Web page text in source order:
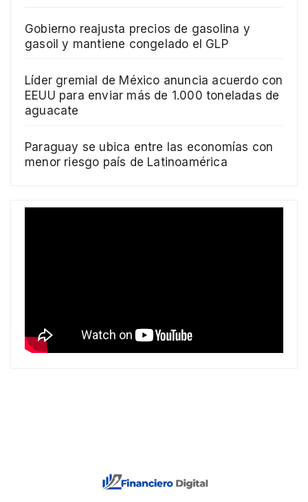
Gobierno reajusta precios de gasolina y
gasoil y mantiene congelado el GLP
Líder gremial de México anuncia acuerdo con
EEUU para enviar más de 1.000 toneladas de
aguacate
Paraguay se ubica entre las economías con
menor riesgo país de Latinoamérica